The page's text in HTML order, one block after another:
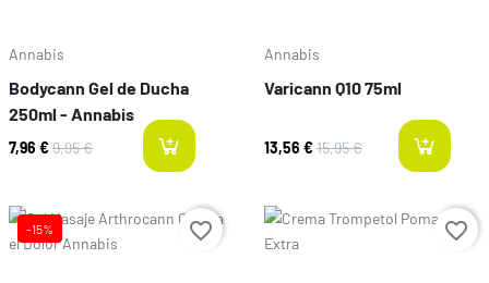
Annabis
Bodycann Gel de Ducha
250ml - Annabis
7,96 €9,95 € last-items
Annabis
Varicann Q10 75ml
13,56 €15,95 €
-15% favorite_border Preço favorite_border